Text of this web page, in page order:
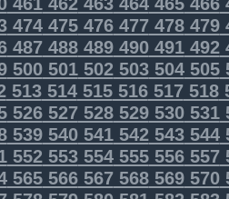
474475476477478479
487488489490491492
500501502503504505
513514515516517518
526527528529530531
539540541542543544
552553554555556557
565566567568569570